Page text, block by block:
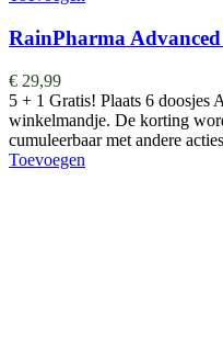
RainPharma
€ 29,99
5 + 1 Gratis! Plaats 6 doosjes
winkelmandje. De korting
cumuleerbaar met andere
Toevoegen